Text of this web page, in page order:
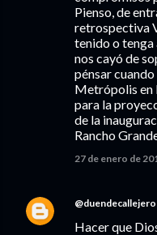
Pienso, de
retrospectiva
tenido o tenga
nos cayó de
pénsar
Metrópolis en
para la
de la
Rancho
27 de enero de
@duendecallejero
Hacer que